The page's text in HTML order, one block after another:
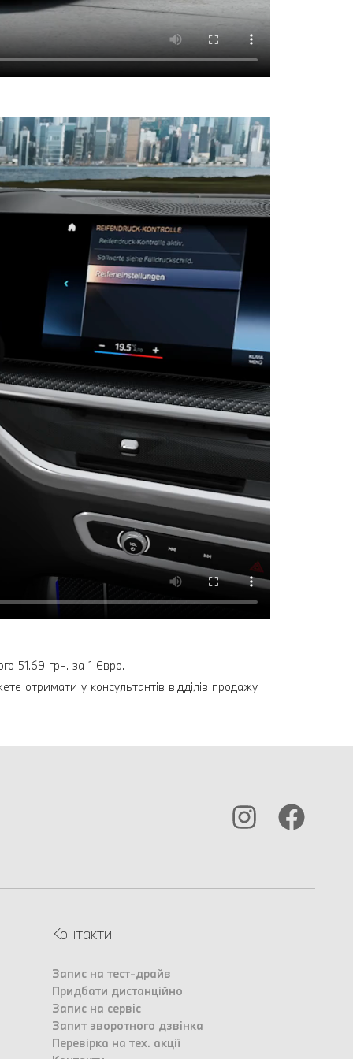
51.69 грн. за 1 Євро.
отримати у консультантів відділів продажу
Контакти
Запис на тест-драйв
Придбати дистанційно
Запис на сервіс
Запит зворотного дзвінка
Перевірка на тех. акції